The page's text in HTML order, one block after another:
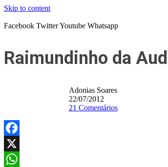
Skip to content
Facebook TwitterYoutube Whatsapp
Raimundinho da
Adonias Soares
22/07/2012
21 Comentários
Facebook
X